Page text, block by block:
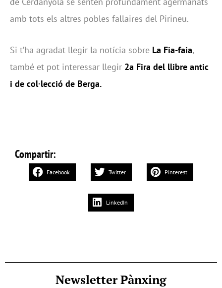
amb tots els altres pobles fallaires del Pirineu.
Si t’ha agradat llegir la notícia sobre La Fia-faia,
també et pot interessar llegir 2a Fira del llibre antic
i de col·lecció de Berga.
Compartir:
Facebook Twitter Pinterest
LinkedIn
Newsletter Pànxing